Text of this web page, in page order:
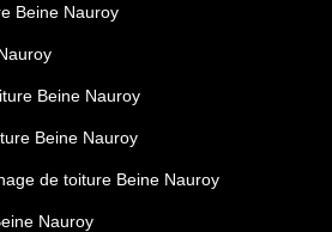
Beine Nauroy
Beine Nauroy
Beine Nauroy
de toiture Beine Nauroy
Nauroy